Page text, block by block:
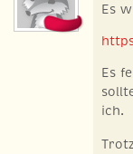
Es
Es
ich.